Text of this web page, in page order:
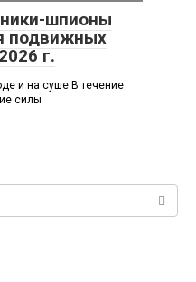
шпионы
подвижных
г.
и на суше В течение
силы